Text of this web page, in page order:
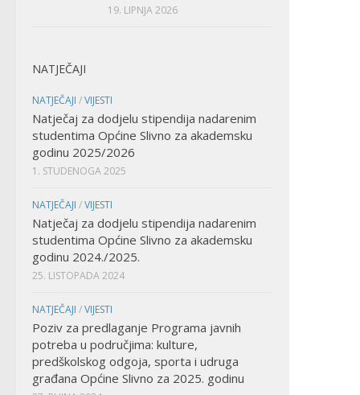
19. LIPNJA 2026
NATJEČAJI
NATJEČAJI /VIJESTI
Natječaj za dodjelu stipendija nadarenim
studentima Općine Slivno za akademsku
godinu 2025/2026
1. STUDENOGA 2025
NATJEČAJI /VIJESTI
Natječaj za dodjelu stipendija nadarenim
studentima Općine Slivno za akademsku
godinu 2024./2025.
25. LISTOPADA 2024
NATJEČAJI /VIJESTI
Poziv za predlaganje Programa javnih
potreba u područjima: kulture,
predškolskog odgoja, sporta i udruga
građana Općine Slivno za 2025. godinu